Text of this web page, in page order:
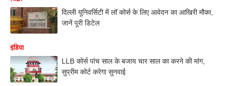
दिल्ली यूनिवर्सिटी में लॉ कोर्स के लिए आवेदन का आखिरी मौका,
जानें पूरी डिटेल
इंडिया
LLB कोर्स पांच साल के बजाय चार साल का करने की मांग,
सुप्रीम कोर्ट करेगा सुनवाई